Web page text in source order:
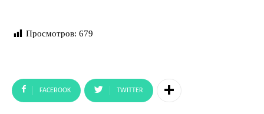
Просмотров: 679
FACEBOOK TWITTER